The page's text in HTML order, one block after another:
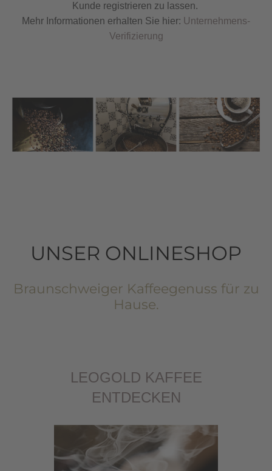
Kunde registrieren zu lassen.
Mehr Informationen erhalten Sie hier: Unternehmens-
Verifizierung
UNSER ONLINESHOP
Braunschweiger Kaffeegenuss für zu
Hause.
LEOGOLD KAFFEE
ENTDECKEN